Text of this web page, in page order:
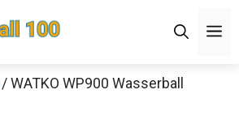
/ WATKO WP900 Wasserball